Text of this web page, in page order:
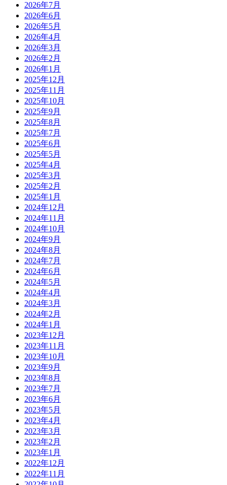
2026年7月
2026年6月
2026年5月
2026年4月
2026年3月
2026年2月
2026年1月
2025年12月
2025年11月
2025年10月
2025年9月
2025年8月
2025年7月
2025年6月
2025年5月
2025年4月
2025年3月
2025年2月
2025年1月
2024年12月
2024年11月
2024年10月
2024年9月
2024年8月
2024年7月
2024年6月
2024年5月
2024年4月
2024年3月
2024年2月
2024年1月
2023年12月
2023年11月
2023年10月
2023年9月
2023年8月
2023年7月
2023年6月
2023年5月
2023年4月
2023年3月
2023年2月
2023年1月
2022年12月
2022年11月